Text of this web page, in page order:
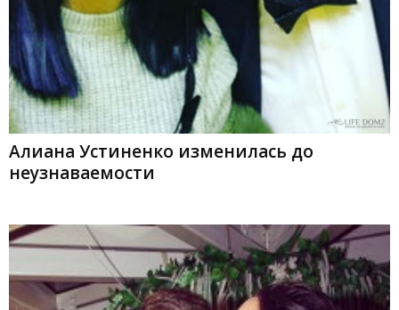
Алиана Устиненко изменилась до
неузнаваемости